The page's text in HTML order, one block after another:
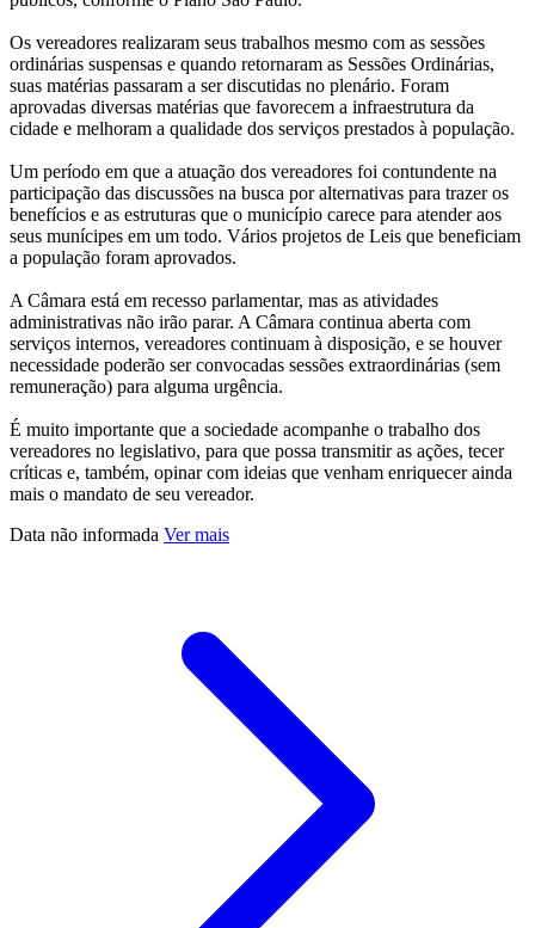
Os vereadores realizaram seus trabalhos mesmo com as sessões
ordinárias suspensas e quando retornaram as Sessões Ordinárias,
suas matérias passaram a ser discutidas no plenário. Foram
aprovadas diversas matérias que favorecem a infraestrutura da
cidade e melhoram a qualidade dos serviços prestados à população.
Um período em que a atuação dos vereadores foi contundente na
participação das discussões na busca por alternativas para trazer os
benefícios e as estruturas que o município carece para atender aos
seus munícipes em um todo. Vários projetos de Leis que beneficiam
a população foram aprovados.
A Câmara está em recesso parlamentar, mas as atividades
administrativas não irão parar. A Câmara continua aberta com
serviços internos, vereadores continuam à disposição, e se houver
necessidade poderão ser convocadas sessões extraordinárias (sem
remuneração) para alguma urgência.
É muito importante que a sociedade acompanhe o trabalho dos
vereadores no legislativo, para que possa transmitir as ações, tecer
críticas e, também, opinar com ideias que venham enriquecer ainda
mais o mandato de seu vereador.
Data não informada Ver mais